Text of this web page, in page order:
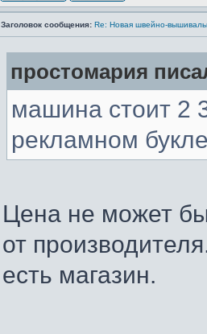
Заголовок сообщения: Re: Новая швейно-
простомария
машина стоит 2
рекламном
Цена не может
от
есть магазин.